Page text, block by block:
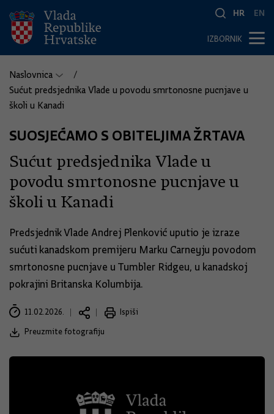
HR EN
IZBORNIK
Naslovnica
Sućut predsjednika Vlade u povodu smrtonosne pucnjave u
školi u Kanadi
SUOSJEĆAMO S OBITELJIMA ŽRTAVA
Sućut predsjednika Vlade u
povodu smrtonosne pucnjave u
školi u Kanadi
Predsjednik Vlade Andrej Plenković uputio je izraze
sućuti kanadskom premijeru Marku Carneyju povodom
smrtonosne pucnjave u Tumbler Ridgeu, u kanadskoj
pokrajini Britanska Kolumbija.
11.02.2026.
Ispiši
Preuzmite fotografiju